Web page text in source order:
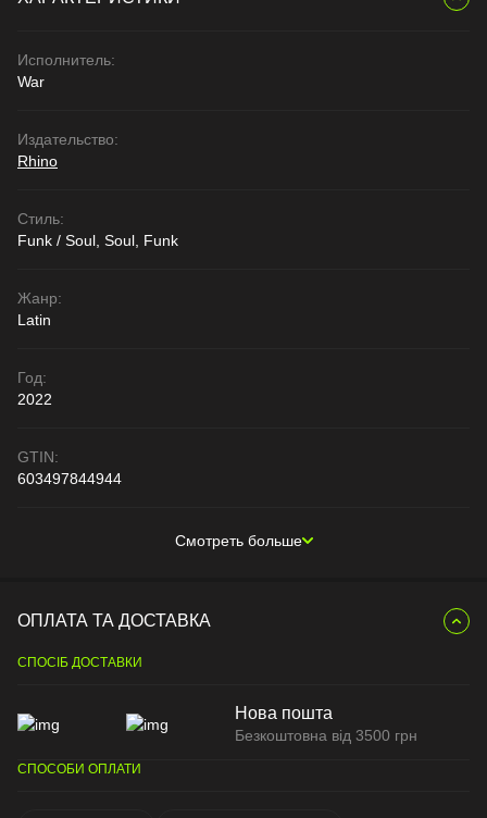
Исполнитель:
War
Издательство:
Rhino
Стиль:
Funk / Soul, Soul, Funk
Жанр:
Latin
Год:
2022
GTIN:
603497844944
Смотреть больше
ОПЛАТА ТА ДОСТАВКА
СПОСІБ ДОСТАВКИ
Нова пошта
Безкоштовна від 3500 грн
СПОСОБИ ОПЛАТИ